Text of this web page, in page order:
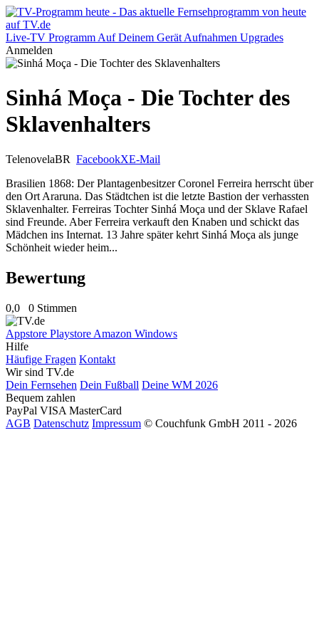
Live-TV Programm Auf Deinem Gerät Aufnahmen Upgrades
Anmelden
Sinhá Moça - Die Tochter des
Sklavenhalters
TelenovelaBR FacebookXE-Mail
Brasilien 1868: Der Plantagenbesitzer Coronel Ferreira herrscht über
den Ort Araruna. Das Städtchen ist die letzte Bastion der verhassten
Sklavenhalter. Ferreiras Tochter Sinhá Moça und der Sklave Rafael
sind Freunde. Aber Ferreira verkauft den Knaben und schickt das
Mädchen ins Internat. 13 Jahre später kehrt Sinhá Moça als junge
Schönheit wieder heim...
Bewertung
0,0 0 Stimmen
Appstore Playstore Amazon Windows
Hilfe
Häufige Fragen Kontakt
Wir sind TV.de
Dein Fernsehen Dein Fußball Deine WM 2026
Bequem zahlen
PayPal VISA MasterCard
AGB Datenschutz Impressum © Couchfunk GmbH 2011 - 2026